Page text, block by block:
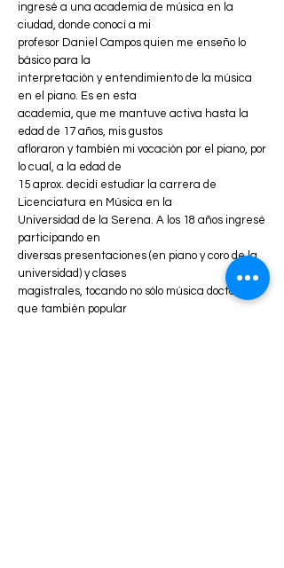
ingresé a una academia de música en la
ciudad, donde conocí a mi
profesor Daniel Campos quien me enseño lo
básico para la
interpretación y entendimiento de la música
en el piano. Es en esta
academia, que me mantuve activa hasta la
edad de 17 años, mis gustos
afloraron y también mi vocación por el piano, por
lo cual, a la edad de
15 aprox. decidí estudiar la carrera de
Licenciatura en Música en la
Universidad de la Serena. A los 18 años ingresé
participando en
diversas presentaciones (en piano y coro de la
universidad) y clases
magistrales, tocando no sólo música docta, sino
que también popular